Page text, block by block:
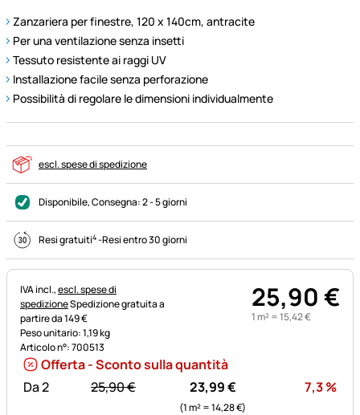
Zanzariera per finestre, 120 x 140cm, antracite
Per una ventilazione senza insetti
Tessuto resistente ai raggi UV
Installazione facile senza perforazione
Possibilità di regolare le dimensioni individualmente
escl. spese di spedizione
Disponibile, Consegna:2 - 5 giorni
Resi gratuiti4-Resi entro 30 giorni
Informazioni fiscali:
IVA incl.,escl. spese di
spedizioneSpedizione gratuita a
partire da 149 €
Peso unitario: 1,19 kg
Articolo n°: 700513
25,90€
1 m² =15,42€
Offerta - Sconto sulla quantità
Da 2
statt:
25,90€ 23,99€
(1 m² =14,28€)
7,3%